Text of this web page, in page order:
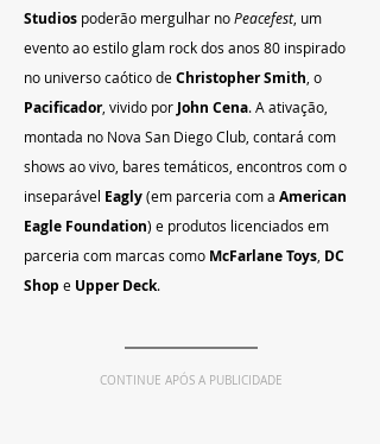
Studios poderão mergulhar no Peacefest, um
evento ao estilo glam rock dos anos 80 inspirado
no universo caótico de Christopher Smith , o
Pacificador, vivido por John Cena. A ativação,
montada no Nova San Diego Club, contará com
shows ao vivo, bares temáticos, encontros com o
inseparável Eagly (em parceria com a American
Eagle Foundation) e produtos licenciados em
parceria com marcas como McFarlane Toys DC
Shop e Upper Deck.
CONTINUE APÓS A PUBLICIDADE